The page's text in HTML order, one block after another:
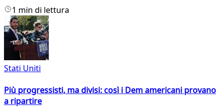
1 min di lettura
Stati Uniti
Più progressisti, ma divisi: così i Dem americani provano
a ripartire